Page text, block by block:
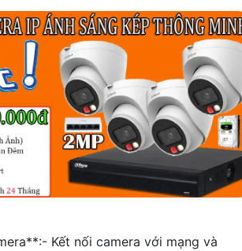
Kết nối camera với mạng và